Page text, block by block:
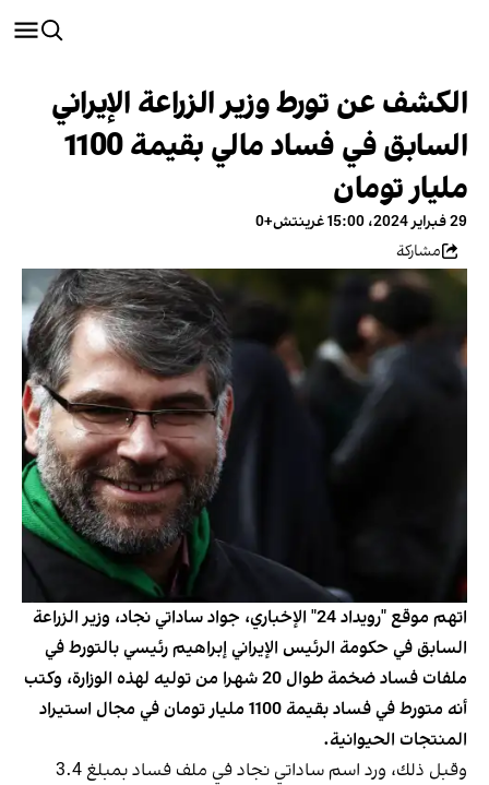
الكشف عن تورط وزير الزراعة الإيراني
السابق في فساد مالي بقيمة 1100
مليار تومان
29 فبراير 2024، 15:00 غرينتش+0
مشاركة
اتهم موقع "رويداد 24" الإخباري، جواد ساداتي نجاد، وزير الزراعة
السابق في حكومة الرئيس الإيراني إبراهيم رئيسي بالتورط في
ملفات فساد ضخمة طوال 20 شهرا من توليه لهذه الوزارة، وكتب
أنه متورط في فساد بقيمة 1100 مليار تومان في مجال استيراد
المنتجات الحيوانية.
وقبل ذلك، ورد اسم ساداتي نجاد في ملف فساد بمبلغ 3.4